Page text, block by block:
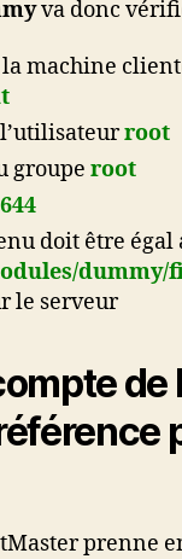
va donc
la machine
root
groupe root
644
doit être
dummy/
le serveur
de
prenne